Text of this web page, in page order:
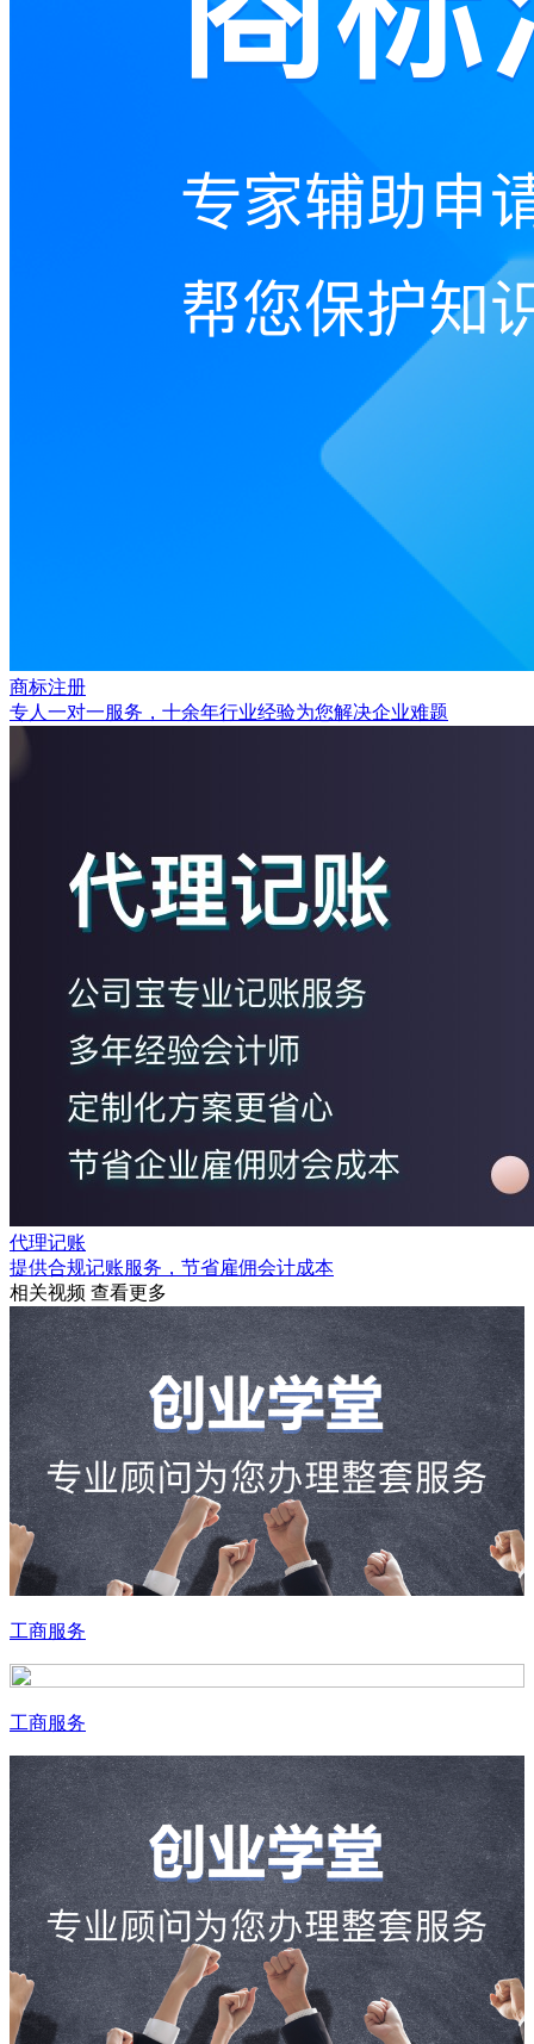
商标注册
专人一对一服务，十余年行业经验为您解决企业难题
代理记账
提供合规记账服务，节省雇佣会计成本
相关视频 查看更多
工商服务
工商服务